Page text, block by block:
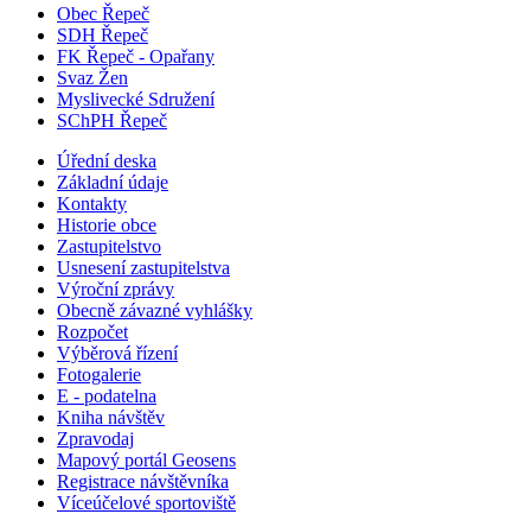
Obec Řepeč
SDH Řepeč
FK Řepeč - Opařany
Svaz Žen
Myslivecké Sdružení
SChPH Řepeč
Úřední deska
Základní údaje
Kontakty
Historie obce
Zastupitelstvo
Usnesení zastupitelstva
Výroční zprávy
Obecně závazné vyhlášky
Rozpočet
Výběrová řízení
Fotogalerie
E - podatelna
Kniha návštěv
Zpravodaj
Mapový portál Geosens
Registrace návštěvníka
Víceúčelové sportoviště